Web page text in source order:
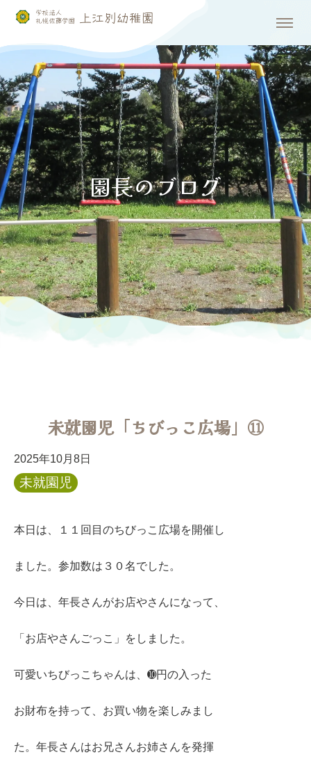
未就園児「ちびっこ広場」⑪
2025年10月8日
未就園児
本日は、１１回目のちびっこ広場を開催し
ました。参加数は３０名でした。
今日は、年長さんがお店やさんになって、
「お店やさんごっこ」をしました。
可愛いちびっこちゃんは、➓円の入った
お財布を持って、お買い物を楽しみまし
た。年長さんはお兄さんお姉さんを発揮